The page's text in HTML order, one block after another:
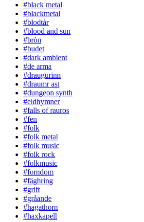
#black metal
#blackmetal
#blodtår
#blood and sun
#bròn
#budet
#dark ambient
#de arma
#draugurinn
#draumr ast
#dungeon synth
#eldhymner
#falls of rauros
#fen
#folk
#folk metal
#folk music
#folk rock
#folkmusic
#forndom
#fäghring
#grift
#gråande
#hagathorn
#haxkapell